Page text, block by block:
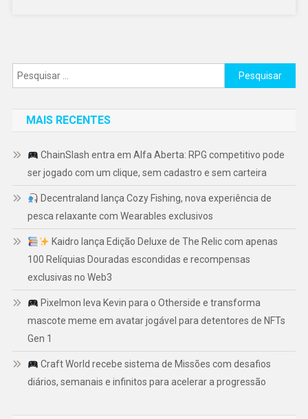
Pesquisar
por:
MAIS RECENTES
ChainSlash entra em Alfa Aberta: RPG competitivo pode
ser jogado com um clique, sem cadastro e sem carteira
Decentraland lança Cozy Fishing, nova experiência de
pesca relaxante com Wearables exclusivos
Kaidro lança Edição Deluxe de The Relic com apenas
100 Relíquias Douradas escondidas e recompensas
exclusivas no Web3
Pixelmon leva Kevin para o Otherside e transforma
mascote meme em avatar jogável para detentores de NFTs
Gen 1
Craft World recebe sistema de Missões com desafios
diários, semanais e infinitos para acelerar a progressão